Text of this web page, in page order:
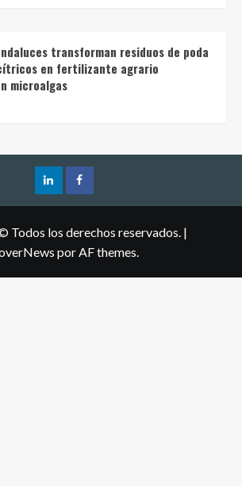
transforman residuos de poda
en fertilizante agrario
microalgas
Todos los derechos reservados. |
por AF themes.